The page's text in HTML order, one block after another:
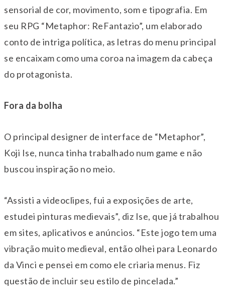
sensorial de cor, movimento, som e tipografia. Em
seu RPG “Metaphor: ReFantazio”, um elaborado
conto de intriga política, as letras do menu principal
se encaixam como uma coroa na imagem da cabeça
do protagonista.
Fora da bolha
O principal designer de interface de “Metaphor”,
Koji Ise, nunca tinha trabalhado num game e não
buscou inspiração no meio.
“Assisti a videoclipes, fui a exposições de arte,
estudei pinturas medievais”, diz Ise, que já trabalhou
em sites, aplicativos e anúncios. “Este jogo tem uma
vibração muito medieval, então olhei para Leonardo
da Vinci e pensei em como ele criaria menus. Fiz
questão de incluir seu estilo de pincelada.”